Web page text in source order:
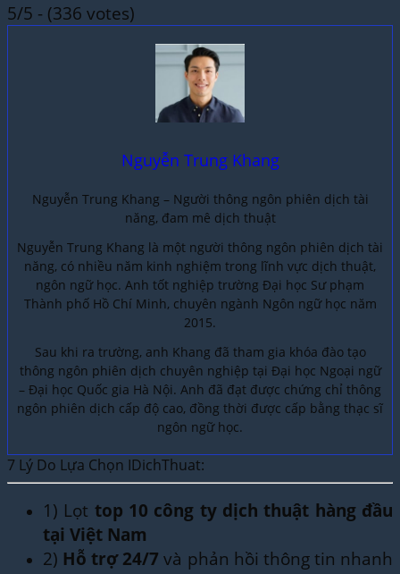
5/5 - (336 votes)
Nguyễn Trung Khang
Nguyễn Trung Khang – Người thông ngôn phiên dịch tài
năng, đam mê dịch thuật
Nguyễn Trung Khang là một người thông ngôn phiên dịch tài
năng, có nhiều năm kinh nghiệm trong lĩnh vực dịch thuật,
ngôn ngữ học. Anh tốt nghiệp trường Đại học Sư phạm
Thành phố Hồ Chí Minh, chuyên ngành Ngôn ngữ học năm
2015.
Sau khi ra trường, anh Khang đã tham gia khóa đào tạo
thông ngôn phiên dịch chuyên nghiệp tại Đại học Ngoại ngữ
– Đại học Quốc gia Hà Nội. Anh đã đạt được chứng chỉ thông
ngôn phiên dịch cấp độ cao, đồng thời được cấp bằng thạc sĩ
ngôn ngữ học.
7 Lý Do Lựa Chọn IDichThuat:
1) Lọt top 10 công ty dịch thuật hàng đầu
tại Việt Nam
2) Hỗ trợ 24/7 và phản hồi thông tin nhanh